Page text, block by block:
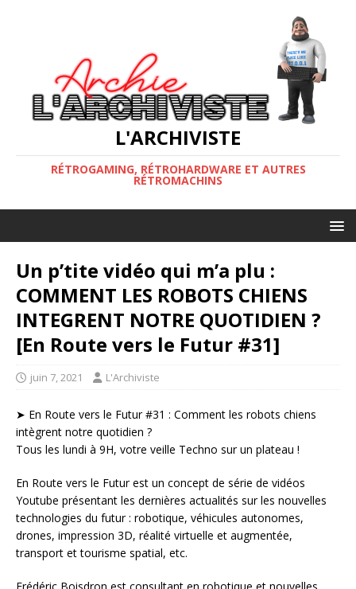
L'ARCHIVISTE
RÉTROGAMING, RÉTROHARDWARE ET AUTRES
RÉTROMACHINS
Un p’tite vidéo qui m’a plu :
COMMENT LES ROBOTS CHIENS
INTEGRENT NOTRE QUOTIDIEN ?
[En Route vers le Futur #31]
juin 7, 2021 L'Archiviste
➤ En Route vers le Futur #31 : Comment les robots chiens
intègrent notre quotidien ?
Tous les lundi à 9H, votre veille Techno sur un plateau !
En Route vers le Futur est un concept de série de vidéos
Youtube présentant les dernières actualités sur les nouvelles
technologies du futur : robotique, véhicules autonomes,
drones, impression 3D, réalité virtuelle et augmentée,
transport et tourisme spatial, etc.